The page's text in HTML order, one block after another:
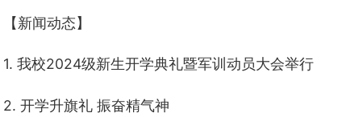
【新闻动态】
1. 我校2024级新生开学典礼暨军训动员大会举行
2. 开学升旗礼 振奋精气神